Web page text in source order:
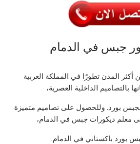
جبس في الدمام
أكثر المدن تطورًا في المملكة العربية
بالتصاميم الداخلية العصرية،
بورد. وللحصول على تصاميم متميزة
معلم ديكورات جبس في الدمام،
بورد باكستاني في الدمام.